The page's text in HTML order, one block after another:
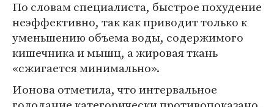
По словам специалиста, быстрое похудение
неэффективно, так как приводит только к
уменьшению объема воды, содержимого
кишечника и мышц, а жировая ткань
«сжигается минимально».
Ионова отметила, что интервальное